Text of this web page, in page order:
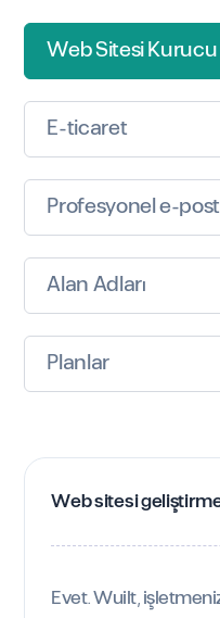
Web Sitesi Kurucu
E-ticaret
Profesyonel e-
Alan Adları
Planlar
Web sitesi
Evet. Wuilt,